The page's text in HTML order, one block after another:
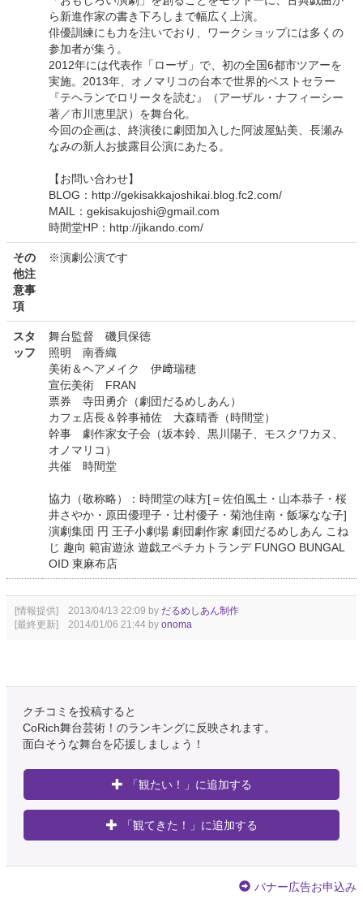
ら新進作家の書き下ろしまで幅広く上演。
俳優訓練にも力を注いでおり、ワークショップには多くの
参加者が集う。
2012年には代表作「ローザ」で、初の全国6都市ツアーを
実施。2013年、オノマリコの台本で世界的ベストセラー
『テヘランでロリータを読む』（アーザル・ナフィーシー
著／市川恵里訳）を舞台化。
今回の企画は、終演後に劇団加入した阿波屋鮎美、長瀬み
なみの新人お披露目公演にあたる。
【お問い合わせ】
BLOG：http://gekisakkajoshikai.blog.fc2.com/
MAIL：gekisakujoshi@gmail.com
時間堂HP：http://jikando.com/
その
他注
意事
項
※演劇公演です
スタ
ッフ
舞台監督 磯貝保徳
照明 南香織
美術＆ヘアメイク 伊﨑瑞穂
宣伝美術 FRAN
票券 寺田勇介（劇団だるめしあん）
カフェ店長＆幹事補佐 大森晴香（時間堂）
幹事 劇作家女子会（坂本鈴、黒川陽子、モスクワカヌ、
オノマリコ）
共催 時間堂
協力（敬称略）：時間堂の味方[＝佐伯風土・山本恭子・桜
井さやか・原田優理子・辻村優子・菊池佳南・飯塚なな子]
演劇集団 円 王子小劇場 劇団劇作家 劇団だるめしあん こね
じ 趣向 範宙遊泳 遊戯ヱペチカトランデ FUNGO BUNGAL
OID 東麻布店
[情報提供] 2013/04/13 22:09 by だるめしあん制作
[最終更新] 2014/01/06 21:44 by onoma
クチコミを投稿すると
CoRich舞台芸術！のランキングに反映されます。
面白そうな舞台を応援しましょう！
「観たい！」に追加する
「観てきた！」に追加する
バナー広告お申込み